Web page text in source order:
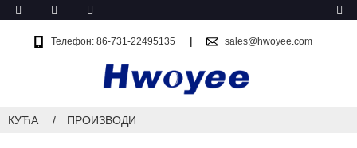
Телефон: 86-731-22495135 sales@hwoyee.com
КУЋА ПРОИЗВОДИ